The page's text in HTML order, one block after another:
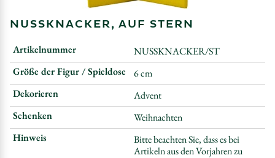
NUSSKNACKER, AUF STERN
Artikelnummer
NUSSKNACKER/ST
Größe der Figur / Spieldose
6 cm
Dekorieren
Advent
Schenken
Weihnachten
Hinweis
Bitte beachten Sie, dass es bei
Artikeln aus den Vorjahren zu